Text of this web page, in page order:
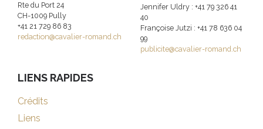
Rte du Port 24
CH-1009 Pully
+41 21 729 86 83
redaction@cavalier-romand.ch
Jennifer Uldry : +41 79 326 41
40
Françoise Jutzi : +41 78 636 04
99
publicite@cavalier-romand.ch
LIENS RAPIDES
Crédits
Liens